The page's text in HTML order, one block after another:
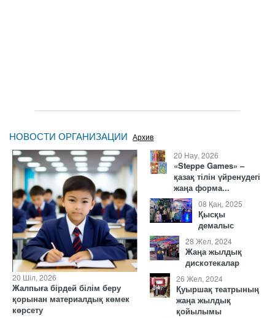
НОВОСТИ ОРГАНИЗАЦИИ Архив
20 Шіл, 2026
Жалпыға бірдей білім беру
қорынан материалдық көмек
көрсету
20 Нау, 2026
«Steppe Games» –
қазақ тілін үйренудегі
жаңа форма...
08 Қаң, 2025
Қысқы
демалыс
28 Жел, 2024
Жаңа жылдық
дискотекалар
26 Жел, 2024
Қуыршақ театрының
жаңа жылдық
қойылымы